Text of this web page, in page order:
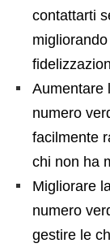
contattarti
Aumentare
numero
facilmente
chi non ha
Migliorare
numero
gestire le